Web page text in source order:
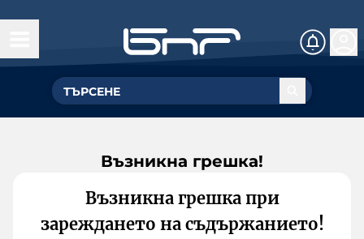
Възникна грешка!
Възникна грешка при
зареждането на съдържанието!